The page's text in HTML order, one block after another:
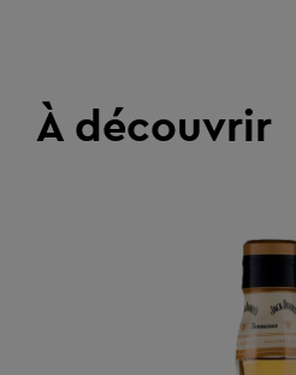
À découvrir